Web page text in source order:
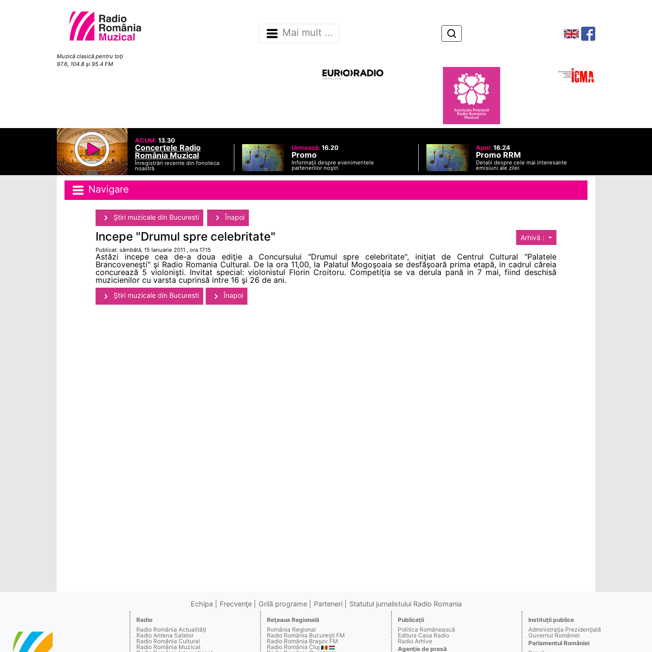
Muzică clasică pentru toţi
97.6, 104.8 şi 95.4 FM
Mai mult ...
ACUM: 13.30
Concertele Radio
România Muzical
Înregistrări recente din fonoteca
noastră
Urmează: 16.20
Promo
Informaţii despre evenimentele
partenerilor noştri
Apoi: 16.24
Promo RRM
Detalii despre cele mai interesante
emisiuni ale zilei
Navigare
Ştiri muzicale din Bucuresti Înapoi
Arhivă :
Incepe "Drumul spre celebritate"
Publicat: sâmbătă, 15 Ianuarie 2011 , ora 17.15
Astăzi incepe cea de-a doua ediţie a Concursului "Drumul spre celebritate", iniţiat de Centrul Cultural "Palatele
Brancoveneşti" şi Radio Romania Cultural. De la ora 11,00, la Palatul Mogoşoaia se desfăşoară prima etapă, in cadrul căreia
concurează 5 violonişti. Invitat special: violonistul Florin Croitoru. Competiţia se va derula pană in 7 mai, fiind deschisă
muzicienilor cu varsta cuprinsă intre 16 şi 26 de ani.
Ştiri muzicale din Bucuresti Înapoi
Echipa Frecvenţe Grilă programe Parteneri Statutul jurnalistului Radio Romania
Radio
Radio România Actualităţi
Radio Antena Satelor
Radio România Cultural
Radio România Muzical
Reţeaua Regională
România Regional
Radio România Bucureşti FM
Radio România Braşov FM
Radio România Cluj
Publicaţii
Politica Românească
Editura Casa Radio
Radio Arhive
Agenţie de presă
Instituţii publice
Administraţia Prezidenţială
Guvernul României
Parlamentul României